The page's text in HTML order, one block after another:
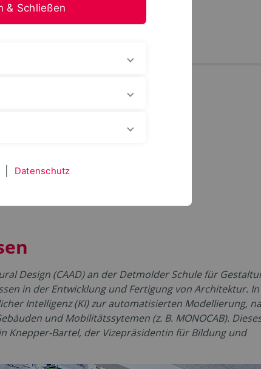
Design (CAAD) an der Detmolder Schule für
in der Entwicklung und Fertigung von Architektur.
Intelligenz (KI) zur automatisierten Modellierung,
und Mobilitätssytemen (z. B. MONOCAB).
Knepper-Bartel, der Vizepräsidentin für Bildung und
& Schließen
Datenschutz